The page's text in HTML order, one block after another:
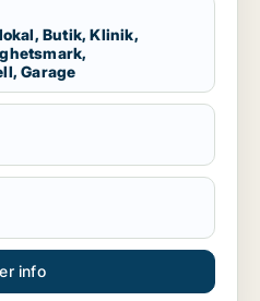
Butik, Klinik,
Garage
info